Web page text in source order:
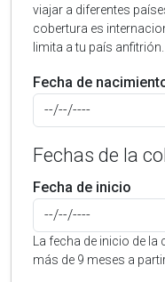
viajar a diferentes
cobertura es
limita a tu país anfitrión.
Fecha de
Fechas de la
Fecha de inicio
La fecha de inicio de
más de 9 meses a